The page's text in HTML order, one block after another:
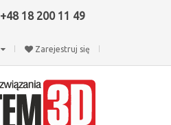
+48 18 200 11 49
Zarejestruj się